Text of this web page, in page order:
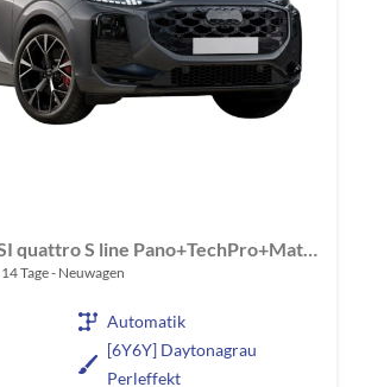
Sportback NEU TFSI quattro S line Pano+TechPro+Matrix+AHK+HUD+Alu20+KlimaPlus+DCC+SONOS
14 Tage Neuwagen
Automatik
[6Y6Y] Daytonagrau
Perleffekt